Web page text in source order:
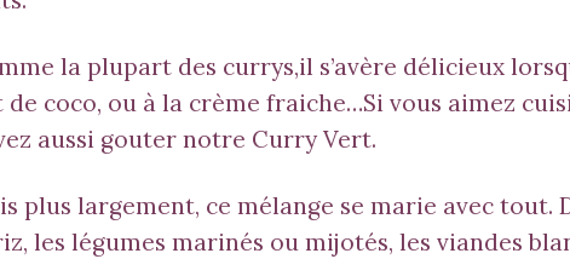
la plupart des currys,il s’avère délicieux
coco, ou à la crème fraiche…Si vous aimez
aussi gouter notre Curry Vert.
plus largement, ce mélange se marie avec tout.
les légumes marinés ou mijotés, les viandes